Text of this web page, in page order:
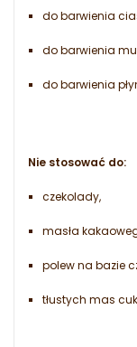
do barwienia
do barwienia
do barwienia
Nie stosować do:
czekolady,
masła
polew na bazie
tłustych mas